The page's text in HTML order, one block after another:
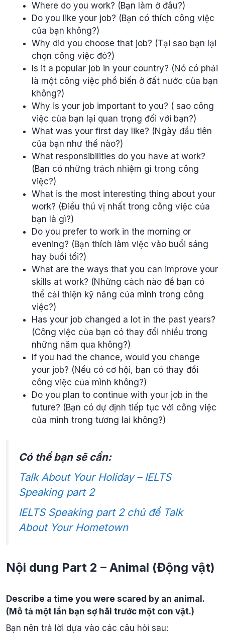
Where do you work? (Bạn làm ở đâu?)
Do you like your job? (Bạn có thích công việc
của bạn không?)
Why did you choose that job? (Tại sao bạn lại
chọn công việc đó?)
Is it a popular job in your country? (Nó có phải
là một công việc phổ biến ở đất nước của bạn
không?)
Why is your job important to you? ( sao công
việc của bạn lại quan trọng đối với bạn?)
What was your first day like? (Ngày đầu tiên
của bạn như thế nào?)
What responsibilities do you have at work?
(Bạn có những trách nhiệm gì trong công
việc?)
What is the most interesting thing about your
work? (Điều thú vị nhất trong công việc của
bạn là gì?)
Do you prefer to work in the morning or
evening? (Bạn thích làm việc vào buổi sáng
hay buổi tối?)
What are the ways that you can improve your
skills at work? (Những cách nào để bạn có
thể cải thiện kỹ năng của mình trong công
việc?)
Has your job changed a lot in the past years?
(Công việc của bạn có thay đổi nhiều trong
những năm qua không?)
If you had the chance, would you change
your job? (Nếu có cơ hội, bạn có thay đổi
công việc của mình không?)
Do you plan to continue with your job in the
future? (Bạn có dự định tiếp tục với công việc
của mình trong tương lai không?)
Có thể bạn sẽ cần:
Talk About Your Holiday – IELTS
Speaking part 2
IELTS Speaking part 2 chủ đề Talk
About Your Hometown
Nội dung Part 2 – Animal (Động vật)
Describe a time you were scared by an animal.
(Mô tả một lần bạn sợ hãi trước một con vật.)
Bạn nên trả lời dựa vào các câu hỏi sau: